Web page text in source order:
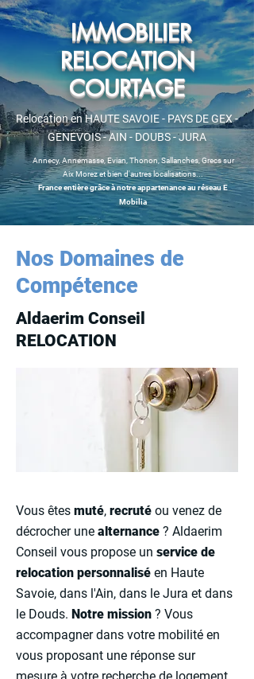
IMMOBILIER
RELOCATION
COURTAGE
Relocation en HAUTE SAVOIE - PAYS DE GEX -
GENEVOIS - AIN - DOUBS - JURA
Annecy, Annemasse, Evian, Thonon, Sallanches, Grecs sur
Aix Morezet bien d'autres localisations...
France entière grâce à notre appartenance au réseau E
Mobilia
Nos Domaines de
Compétence
Aldaerim Conseil
RELOCATION
Vous êtes muté, recruté ou venez de
décrocher une alternance ? Aldaerim
Conseil vous propose un service de
relocation personnalisé en Haute
Savoie, dans l'Ain, dans le Jura et dans
le Douds. Notre mission ? Vous
accompagner dans votre mobilité en
vous proposant une réponse sur